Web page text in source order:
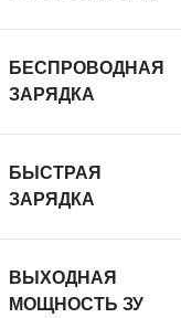
БЕСПРОВОДНАЯ
ЗАРЯДКА
БЫСТРАЯ
ЗАРЯДКА
ВЫХОДНАЯ
МОЩНОСТЬ ЗУ